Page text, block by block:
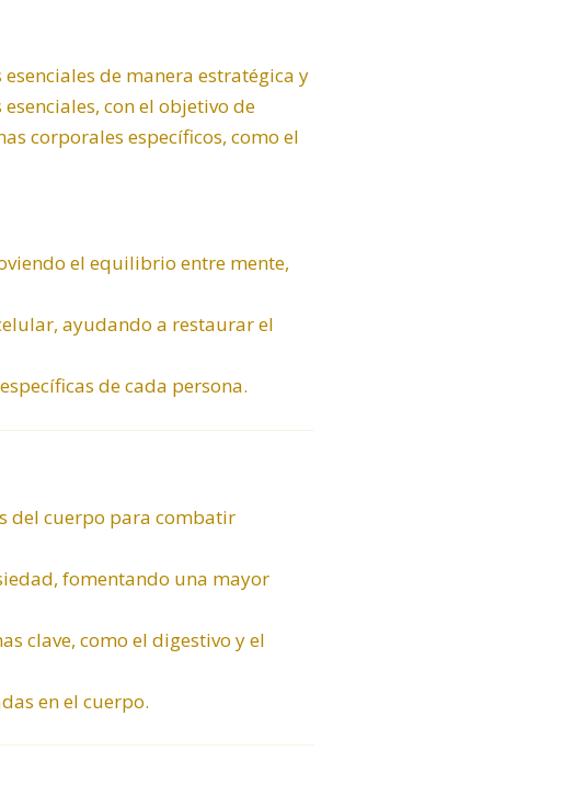
de manera estratégica y
con el objetivo de
corporales específicos, como el
el equilibrio entre mente,
ayudando a restaurar el
de cada persona.
del cuerpo para combatir
fomentando una mayor
clave, como el digestivo y el
en el cuerpo.